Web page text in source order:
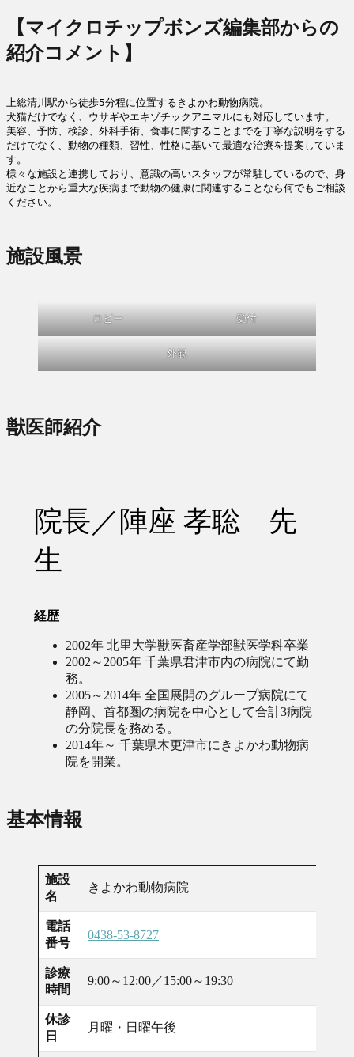
【マイクロチップボンズ編集部からの
紹介コメント】
上総清川駅から徒歩5分程に位置するきよかわ動物病院。
犬猫だけでなく、ウサギやエキゾチックアニマルにも対応しています。
美容、予防、検診、外科手術、食事に関することまでを丁寧な説明をする
だけでなく、動物の種類、習性、性格に基いて最適な治療を提案していま
す。
様々な施設と連携しており、意識の高いスタッフが常駐しているので、身
近なことから重大な疾病まで動物の健康に関連することなら何でもご相談
ください。
施設風景
ロビー 受付
外観
獣医師紹介
院長／陣座 孝聡 先
生
経歴
2002年 北里大学獣医畜産学部獣医学科卒業
2002～2005年 千葉県君津市内の病院にて勤
務。
2005～2014年 全国展開のグループ病院にて
静岡、首都圏の病院を中心として合計3病院
の分院長を務める。
2014年～ 千葉県木更津市にきよかわ動物病
院を開業。
基本情報
施設
名
きよかわ動物病院
電話
番号
0438-53-8727
診療
時間
9:00～12:00／15:00～19:30
休診
日
月曜・日曜午後